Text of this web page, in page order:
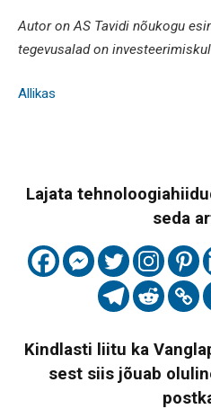
Autor on AS Tavidi nõukogu
tegevusalad on
Allikas
Lajata
seda
Kindlasti liitu ka
sest siis jõuab